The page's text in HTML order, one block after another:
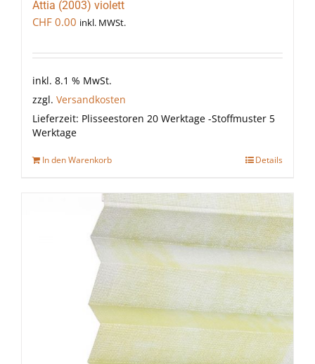
Attia (2003) violett
CHF 0.00 inkl. MWSt.
inkl. 8.1 % MwSt.
zzgl. Versandkosten
Lieferzeit: Plisseestoren 20 Werktage -Stoffmuster 5
Werktage
In den Warenkorb Details